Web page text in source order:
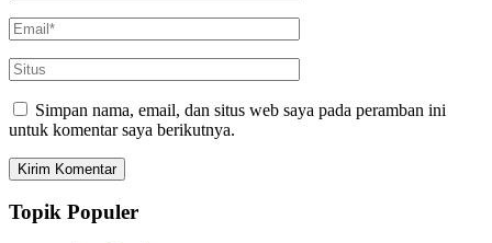
Simpan nama, email, dan situs web saya pada peramban ini
untuk komentar saya berikutnya.
Topik Populer